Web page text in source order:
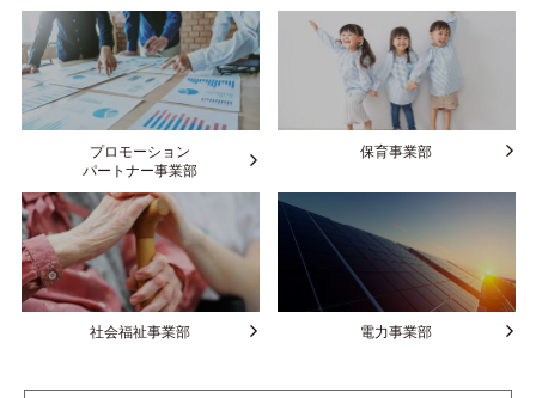
プロモーション
パートナー事業部
保育事業部
社会福祉事業部 電力事業部